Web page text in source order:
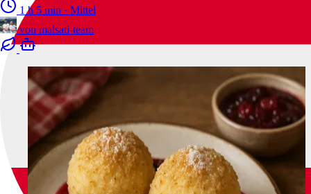
1 h 5 min · Mittel
von malsati-team